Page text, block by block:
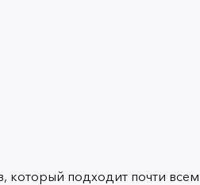
который подходит почти